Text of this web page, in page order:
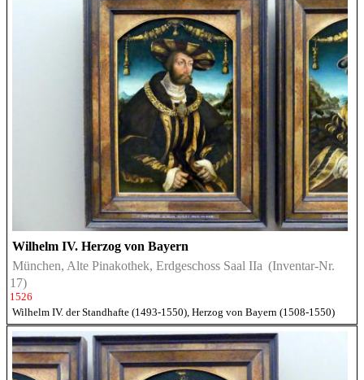
Wilhelm IV. Herzog von Bayern
München, Alte Pinakothek, Erdgeschoss Saal IIa (Inventar-Nr.
17)
1526
Wilhelm IV. der Standhafte (1493-1550), Herzog von Bayern (1508-1550)